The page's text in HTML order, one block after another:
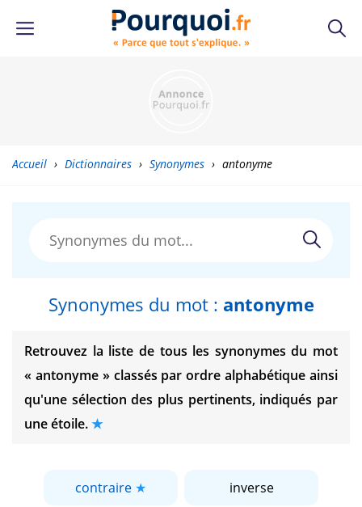
Accueil › Dictionnaires › Synonymes › antonyme
Synonymes du mot : antonyme
Retrouvez la liste de tous les synonymes du mot
« antonyme »classés par ordre alphabétique ainsi
qu'une sélection des plus pertinents, indiqués par
une étoile.
contraire inverse